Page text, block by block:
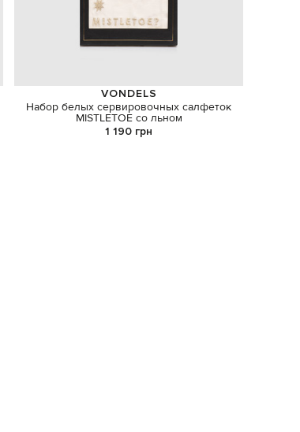
VONDELS
Набор белых сервировочных салфеток
MISTLETOE со льном
1 190 грн